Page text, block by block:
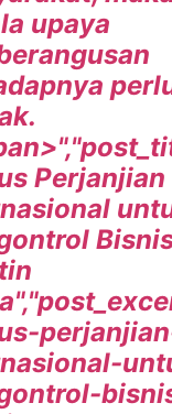
upaya
Perjanjian